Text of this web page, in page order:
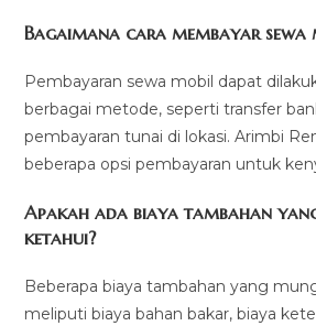
Bagaimana cara membayar sewa
Pembayaran sewa mobil dapat
berbagai metode, seperti transfer
pembayaran tunai di lokasi. Arimbi
beberapa opsi pembayaran untuk
Apakah ada biaya tambahan
ketahui?
Beberapa biaya tambahan yang
meliputi biaya bahan bakar, biaya